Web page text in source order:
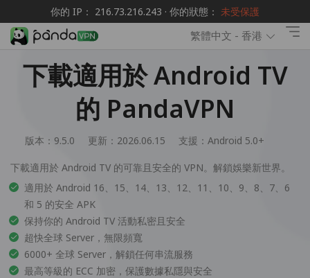
你的 IP： 216.73.216.243 · 你的狀態： 未受保護
繁體中文 - 香港
下載適用於 Android TV
的 PandaVPN
版本：9.5.0 更新：2026.06.15 支援： Android 5.0+
下載適用於 Android TV 的可靠且安全的 VPN。解鎖娛樂新世界。
適用於 Android 16、15、14、13、12、11、10、9、8、7、6
和 5 的安全 APK
保持你的 Android TV 活動私密且安全
超快全球 Server，無限頻寬
6000+ 全球 Server，解鎖任何串流服務
最高等級的 ECC 加密，保護數據私隱與安全